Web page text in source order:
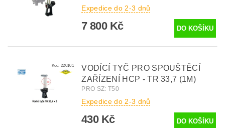
Expedice do 2-3 dnů
7 800 Kč
Kód:220101
VODÍCÍ TYČ PRO SPOUŠTĚCÍ
ZAŘÍZENÍ HCP - TR 33,7 (1M)
PRO SZ: T50
Expedice do 2-3 dnů
430 Kč